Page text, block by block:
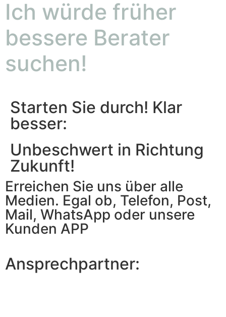
Ich würde früher
bessere Berater
suchen!
Starten Sie durch! Klar
besser:
Unbeschwert in Richtung
Zukunft!
Erreichen Sie uns über alle
Medien. Egal ob, Telefon, Post,
Mail, WhatsApp oder unsere
Kunden APP
Ansprechpartner: